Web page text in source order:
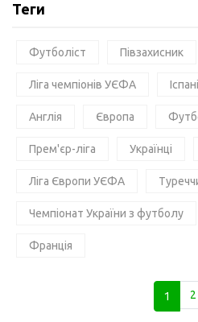
Теги
Футболіст Півзахисник
Ліга чемпіонів УЄФА
Англія Європа
Прем'єр-ліга Українці
Ліга Європи УЄФА
Чемпіонат України з футболу
Франція
1 2